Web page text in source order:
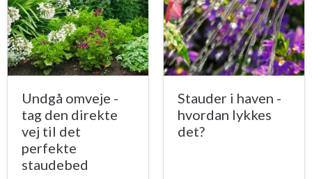
Undgå omveje -
tag den direkte
vej til det
perfekte
staudebed
Stauder i haven -
hvordan lykkes
det?